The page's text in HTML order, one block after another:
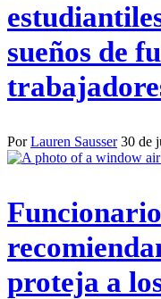
sueños de
PorLauren Sausser 30 de
proteja a